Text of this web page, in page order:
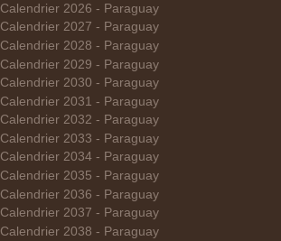
Calendrier 2026 - Paraguay
Calendrier 2027 - Paraguay
Calendrier 2028 - Paraguay
Calendrier 2029 - Paraguay
Calendrier 2030 - Paraguay
Calendrier 2031 - Paraguay
Calendrier 2032 - Paraguay
Calendrier 2033 - Paraguay
Calendrier 2034 - Paraguay
Calendrier 2035 - Paraguay
Calendrier 2036 - Paraguay
Calendrier 2037 - Paraguay
Calendrier 2038 - Paraguay